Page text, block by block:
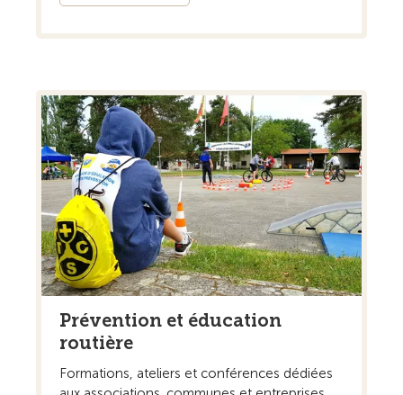
Prévention et éducation
routière
Formations, ateliers et conférences dédiées